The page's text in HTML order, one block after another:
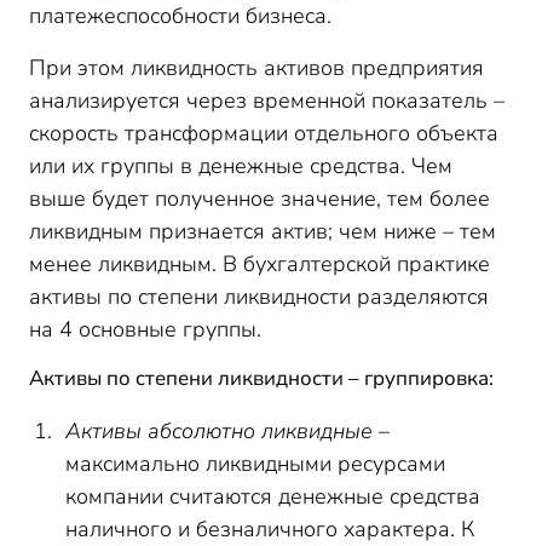
платежеспособности бизнеса.
При этом ликвидность активов предприятия
анализируется через временной показатель –
скорость трансформации отдельного объекта
или их группы в денежные средства. Чем
выше будет полученное значение, тем более
ликвидным признается актив; чем ниже – тем
менее ликвидным. В бухгалтерской практике
активы по степени ликвидности разделяются
на 4 основные группы.
Активы по степени ликвидности – группировка:
Активы абсолютно ликвидные –
максимально ликвидными ресурсами
компании считаются денежные средства
наличного и безналичного характера. К